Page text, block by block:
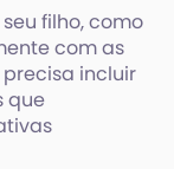
filho, como
com as
incluir
que